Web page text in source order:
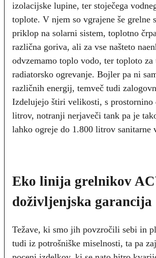
izolacijske lupine, ter stoječega
toplote. V njem so vgrajene še grelne
priklop na solarni sistem, toplotno
različna goriva, ali za vse našteto
odvzemamo toplo vodo, ter toploto
radiatorsko ogrevanje. Bojler pa ni
različnih energij, temveč tudi
Izdelujejo štiri velikosti, s prostornino
litrov, notranji nerjaveči tank pa je
lahko ogreje do 1.800 litrov sanitarne
Eko linija grelnikov
doživljenjska garancija
Težave, ki smo jih povzročili sebi in
tudi iz potrošniške miselnosti, ta pa